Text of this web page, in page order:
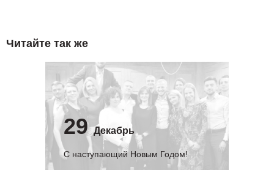
Читайте так же
29 Декабрь
С наступающий Новым Годом!